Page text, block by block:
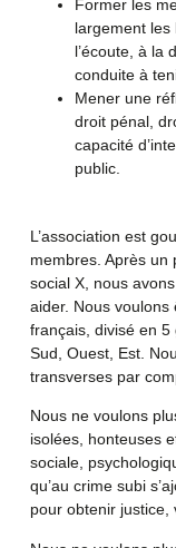
Former les
largement les
l’écoute, à la
conduite à
Mener une
droit pénal,
capacité
public.
L’association est
membres. Après un
social X, nous
aider. Nous voulons
français, divisé en 5
Sud, Ouest, Est.
transverses par
Nous ne voulons
isolées, honteuses
sociale,
qu’au crime subi
pour obtenir justice,